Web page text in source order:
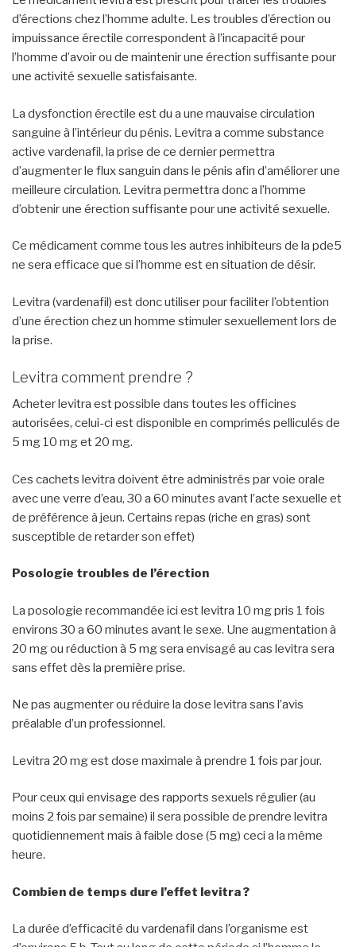
d’érections chez l’homme adulte. Les troubles d’érection ou
impuissance érectile correspondent à l’incapacité pour
l’homme d’avoir ou de maintenir une érection suffisante pour
une activité sexuelle satisfaisante.
La dysfonction érectile est du a une mauvaise circulation
sanguine à l’intérieur du pénis. Levitra a comme substance
active vardenafil, la prise de ce dernier permettra
d’augmenter le flux sanguin dans le pénis afin d’améliorer une
meilleure circulation. Levitra permettra donc a l’homme
d’obtenir une érection suffisante pour une activité sexuelle.
Ce médicament comme tous les autres inhibiteurs de la pde5
ne sera efficace que si l’homme est en situation de désir.
Levitra (vardenafil) est donc utiliser pour faciliter l’obtention
d’une érection chez un homme stimuler sexuellement lors de
la prise.
Levitra comment prendre ?
Acheter levitra est possible dans toutes les officines
autorisées, celui-ci est disponible en comprimés pelliculés de
5 mg 10 mg et 20 mg.
Ces cachets levitra doivent être administrés par voie orale
avec une verre d’eau, 30 a 60 minutes avant l’acte sexuelle et
de préférence à jeun. Certains repas (riche en gras) sont
susceptible de retarder son effet)
Posologie troubles de l’érection
La posologie recommandée ici est levitra 10 mg pris 1 fois
environs 30 a 60 minutes avant le sexe. Une augmentation à
20 mg ou réduction à 5 mg sera envisagé au cas levitra sera
sans effet dès la première prise.
Ne pas augmenter ou réduire la dose levitra sans l’avis
préalable d’un professionnel.
Levitra 20 mg est dose maximale à prendre 1 fois par jour.
Pour ceux qui envisage des rapports sexuels régulier (au
moins 2 fois par semaine) il sera possible de prendre levitra
quotidiennement mais à faible dose (5 mg) ceci a la même
heure.
Combien de temps dure l’effet levitra ?
La durée d’efficacité du vardenafil dans l’organisme est